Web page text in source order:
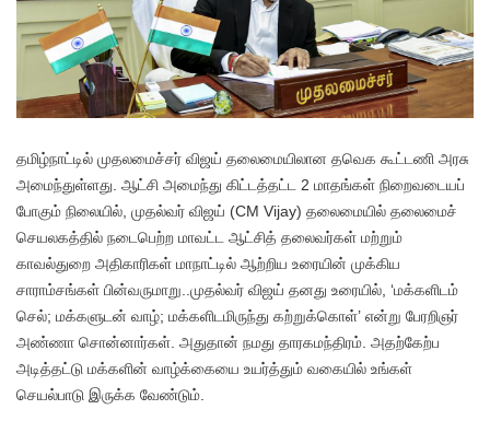
தமிழ்நாட்டில் முதலமைச்சர் விஜய் தலைமையிலான தவெக கூட்டணி அரசு
அமைந்துள்ளது. ஆட்சி அமைந்து கிட்டத்தட்ட 2 மாதங்கள் நிறைவடையப்
போகும் நிலையில், முதல்வர் விஜய் (CM Vijay) தலைமையில் தலைமைச்
செயலகத்தில் நடைபெற்ற மாவட்ட ஆட்சித் தலைவர்கள் மற்றும்
காவல்துறை அதிகாரிகள் மாநாட்டில் ஆற்றிய உரையின் முக்கிய
சாராம்சங்கள் பின்வருமாறு..முதல்வர் விஜய் தனது உரையில், ‘மக்களிடம்
செல்; மக்களுடன் வாழ்; மக்களிடமிருந்து கற்றுக்கொள்’ என்று பேரறிஞர்
அண்ணா சொன்னார்கள். அதுதான் நமது தாரகமந்திரம். அதற்கேற்ப
அடித்தட்டு மக்களின் வாழ்க்கையை உயர்த்தும் வகையில் உங்கள்
செயல்பாடு இருக்க வேண்டும்.